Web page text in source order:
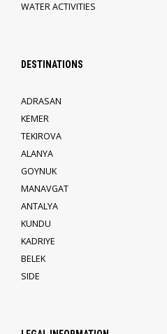
WATER ACTIVITIES
DESTINATIONS
ADRASAN
KEMER
TEKIROVA
ALANYA
GOYNUK
MANAVGAT
ANTALYA
KUNDU
KADRIYE
BELEK
SIDE